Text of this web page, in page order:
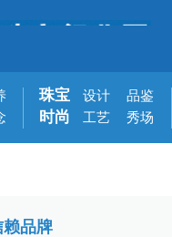
珠宝
时尚
设计
工艺
品鉴
秀场
赖品牌